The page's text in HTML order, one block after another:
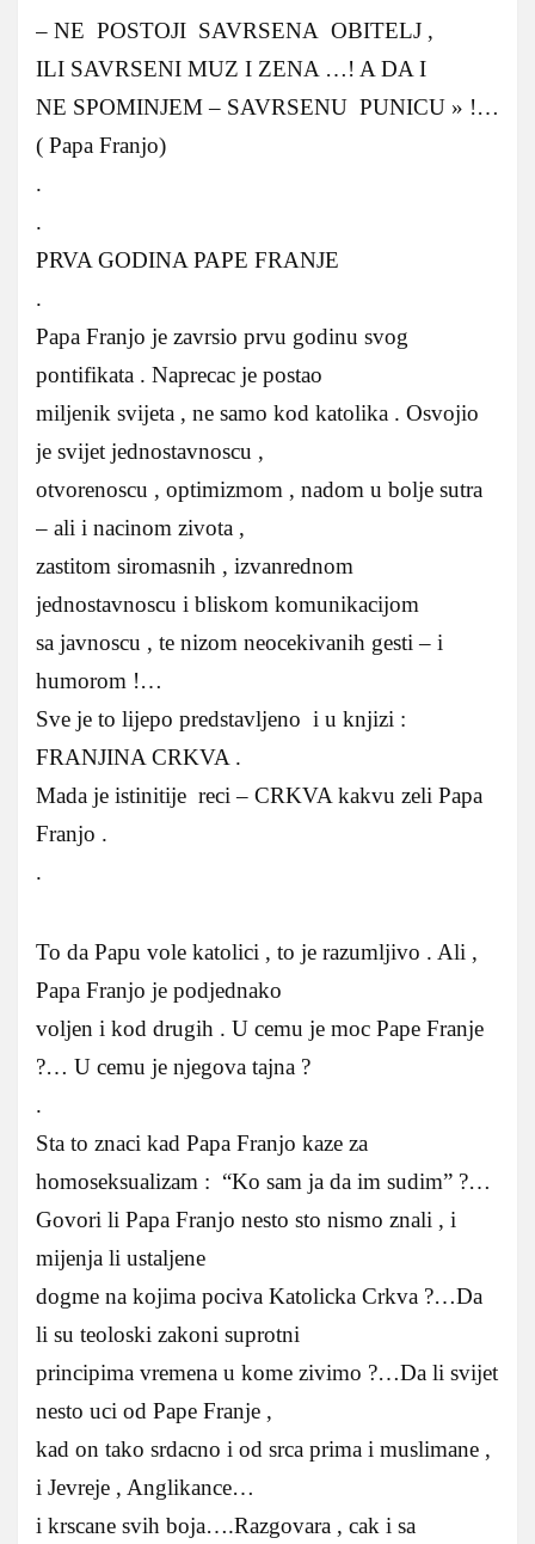
– NE POSTOJI SAVRSENA OBITELJ ,
ILI SAVRSENI MUZ I ZENA …! A DA I
NE SPOMINJEM – SAVRSENU PUNICU » !…
( Papa Franjo)
.
.
PRVA GODINA PAPE FRANJE
.
Papa Franjo je zavrsio prvu godinu svog
pontifikata . Naprecac je postao
miljenik svijeta , ne samo kod katolika . Osvojio
je svijet jednostavnoscu ,
otvorenoscu , optimizmom , nadom u bolje sutra
– ali i nacinom zivota ,
zastitom siromasnih , izvanrednom
jednostavnoscu i bliskom komunikacijom
sa javnoscu , te nizom neocekivanih gesti – i
humorom !…
Sve je to lijepo predstavljeno i u knjizi :
FRANJINA CRKVA .
Mada je istinitije reci – CRKVA kakvu zeli Papa
Franjo .
.
To da Papu vole katolici , to je razumljivo . Ali ,
Papa Franjo je podjednako
voljen i kod drugih . U cemu je moc Pape Franje
?… U cemu je njegova tajna ?
.
Sta to znaci kad Papa Franjo kaze za
homoseksualizam : “Ko sam ja da im sudim” ?…
Govori li Papa Franjo nesto sto nismo znali , i
mijenja li ustaljene
dogme na kojima pociva Katolicka Crkva ?…Da
li su teoloski zakoni suprotni
principima vremena u kome zivimo ?…Da li svijet
nesto uci od Pape Franje ,
kad on tako srdacno i od srca prima i muslimane ,
i Jevreje , Anglikance…
i krscane svih boja….Razgovara , cak i sa